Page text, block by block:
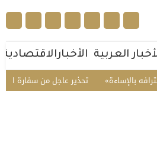
العربية الأخبارالاقتصادية
تحذير عاجل من سفارة المملكة في